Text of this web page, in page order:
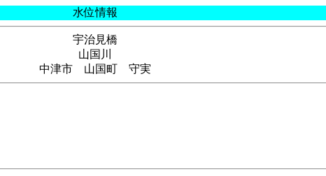
水位情報
宇治見橋
山国川
中津市 山国町 守実